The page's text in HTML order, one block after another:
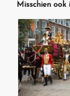
Misschien ook